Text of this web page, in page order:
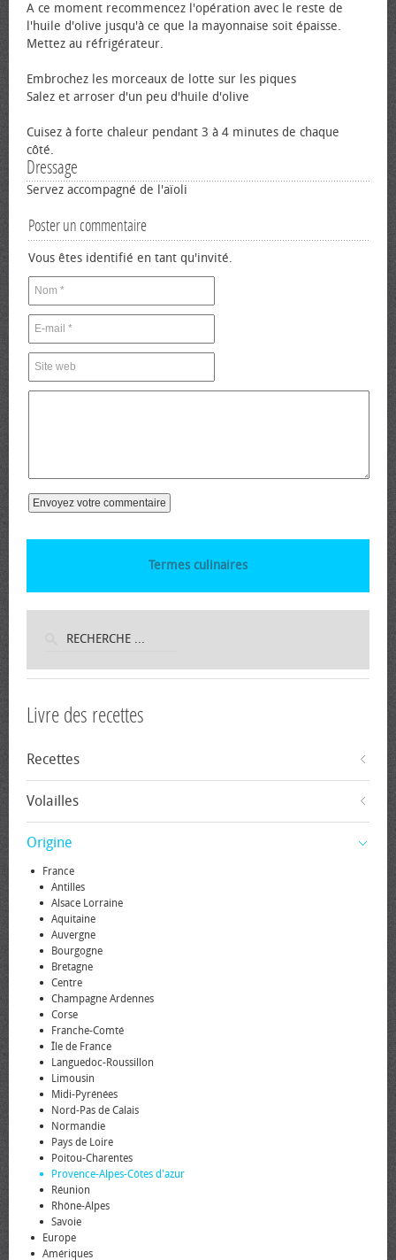
A ce moment recommencez l'opération avec le reste de
l'huile d'olive jusqu'à ce que la mayonnaise soit épaisse.
Mettez au réfrigérateur.
Embrochez les morceaux de lotte sur les piques
Salez et arroser d'un peu d'huile d'olive
Cuisez à forte chaleur pendant 3 à 4 minutes de chaque
côté.
Dressage
Servez accompagné de l'aïoli
Poster un commentaire
Vous êtes identifié en tant qu'invité.
Termes culinaires
Livre des recettes
Recettes
Volailles
Origine
France
Antilles
Alsace Lorraine
Aquitaine
Auvergne
Bourgogne
Bretagne
Centre
Champagne Ardennes
Corse
Franche-Comté
Île de France
Languedoc-Roussillon
Limousin
Midi-Pyrénées
Nord-Pas de Calais
Normandie
Pays de Loire
Poitou-Charentes
Provence-Alpes-Côtes d'azur
Réunion
Rhône-Alpes
Savoie
Europe
Amériques